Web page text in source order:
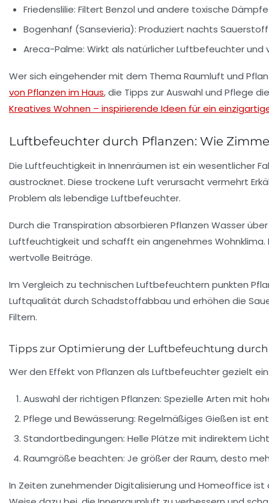
Friedenslilie: Filtert Benzol und andere toxische
Bogenhanf (Sansevieria): Produziert nachts
Areca-Palme: Wirkt als natürlicher Luftbefeuchter und
Wer sich eingehender mit dem Thema Raumluft und
von Pflanzen im Haus, die Tipps zur Auswahl und Pflege
Kreatives Wohnen – inspirierende Ideen für ein
Luftbefeuchter durch Pflanzen: Wie
Die Luftfeuchtigkeit in Innenräumen ist ein wesentlicher
austrocknet. Diese trockene Luft verursacht vermehrt
Problem als lebendige Luftbefeuchter.
Durch die Transpiration absorbieren Pflanzen Wasser
Luftfeuchtigkeit und schafft ein angenehmes
wertvolle Beiträge.
Im Vergleich zu technischen Luftbefeuchtern punkten
Luftqualität durch Schadstoffabbau und erhöhen die
Filtern.
Tipps zur Optimierung der Luftbefeuchtung durch
Wer den Effekt von Pflanzen als Luftbefeuchter gezielt
Auswahl der richtigen Pflanzen: Spezielle Arten mit
Pflege und Bewässerung: Regelmäßiges Gießen ist
Standortbedingungen: Helle Plätze mit indirektem
Raumgröße beachten: Je größer der Raum, desto
In Zeiten zunehmender Digitalisierung und Homeoffice